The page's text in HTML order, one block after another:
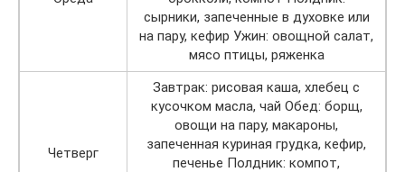
сырники, запеченные в духовке или
на пару, кефир Ужин: овощной салат,
мясо птицы, ряженка
Четверг
Завтрак: рисовая каша, хлебец с
кусочком масла, чай Обед: борщ,
овощи на пару, макароны,
запеченная куриная грудка, кефир,
печенье Полдник: компот,